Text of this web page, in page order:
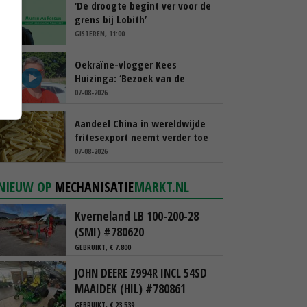
‘De droogte begint ver voor de
grens bij Lobith’
GISTEREN, 11:00
Oekraïne-vlogger Kees
Huizinga: ‘Bezoek van de
ambassade mag zelf groente
07-08-2026
Aandeel China in wereldwijde
fritesexport neemt verder toe
07-08-2026
OP MECHANISATIEMARKT.NL
Kverneland LB 100-200-28
(SMI) #780620
GEBRUIKT, € 7.800
JOHN DEERE Z994R INCL 54SD
MAAIDEK (HIL) #780861
GEBRUIKT, € 23.539